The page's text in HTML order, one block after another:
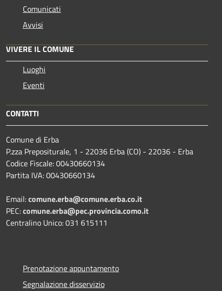
Comunicati
Avvisi
VIVERE IL COMUNE
Luoghi
Eventi
CONTATTI
Comune di Erba
P.zza Prepositurale, 1 - 22036 Erba (CO) - 22036 - Erba
Codice Fiscale: 00430660134
Partita IVA: 00430660134
Email:comune.erba@comune.erba.co.it
PEC:comune.erba@pec.provincia.como.it
Centralino Unico: 031 615111
Prenotazione appuntamento
Segnalazione disservizio